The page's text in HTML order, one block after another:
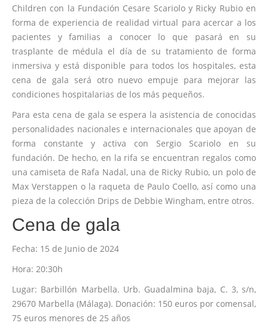
Children con la Fundación Cesare Scariolo y Ricky Rubio en
forma de experiencia de realidad virtual para acercar a los
pacientes y familias a conocer lo que pasará en su
trasplante de médula el día de su tratamiento de forma
inmersiva y está disponible para todos los hospitales, esta
cena de gala será otro nuevo empuje para mejorar las
condiciones hospitalarias de los más pequeños.
Para esta cena de gala se espera la asistencia de conocidas
personalidades nacionales e internacionales que apoyan de
forma constante y activa con Sergio Scariolo en su
fundación. De hecho, en la rifa se encuentran regalos como
una camiseta de Rafa Nadal, una de Ricky Rubio, un polo de
Max Verstappen o la raqueta de Paulo Coello, así como una
pieza de la colección Drips de Debbie Wingham, entre otros.
Cena de gala
Fecha: 15 de Junio de 2024
Hora: 20:30h
Lugar: Barbillón Marbella. Urb. Guadalmina baja, C. 3, s/n,
29670 Marbella (Málaga). Donación: 150 euros por comensal,
75 euros menores de 25 años